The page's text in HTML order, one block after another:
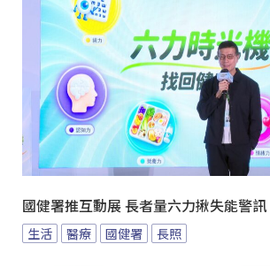
國健署推互動展 長者量六力揪失能警訊
生活 醫療 國健署 長照